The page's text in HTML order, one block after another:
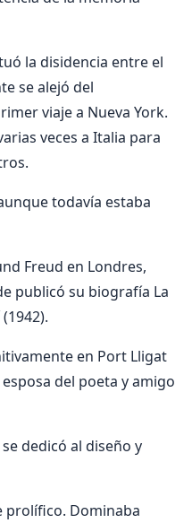
la disidencia entre el
se alejó del
viaje a Nueva York.
veces a Italia para
todavía estaba
Freud en Londres,
publicó su biografía La
en Port Lligat
del poeta y amigo
dedicó al diseño y
prolífico. Dominaba